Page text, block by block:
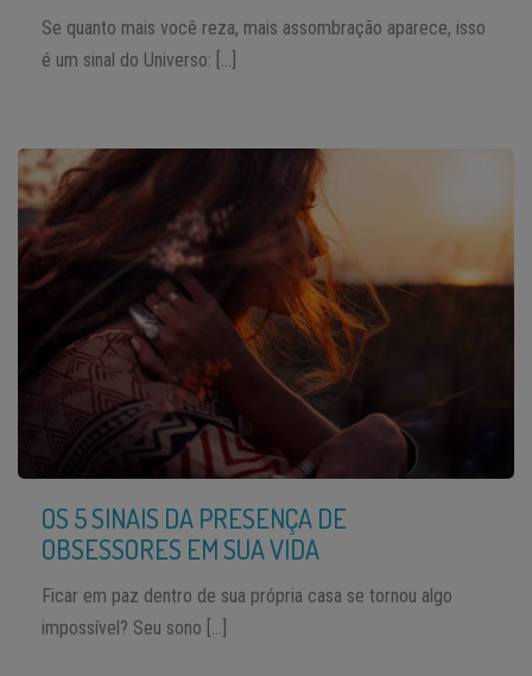
Se quanto mais você reza, mais assombração aparece, isso
é um sinal do Universo: […]
OS 5 SINAIS DA PRESENÇA DE
OBSESSORES EM SUA VIDA
Ficar em paz dentro de sua própria casa se tornou algo
impossível? Seu sono […]